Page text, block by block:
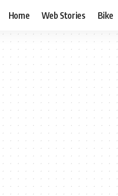
Home Web Stories Bike